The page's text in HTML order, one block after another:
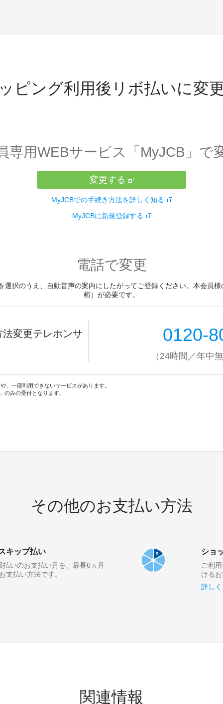
ピング利用後リボ払いに変
専用WEBサービス「MyJCB」で
変更する
MyJCBでの手続き方法を詳しく知る
MyJCBに新規登録する
電話で変更
選択のうえ、自動音声の案内にしたがってご登録ください。本会員
桁）が必要です。
変更テレホンサ 0120-
（24時間／年中
、一部利用できないサービスがあります。
のみの受付となります。
その他のお支払い方法
キップ払い
払いのお支払い月を、最長6ヵ月
支払い方法です。
ショ
ご利
けるお
詳し
関連情報